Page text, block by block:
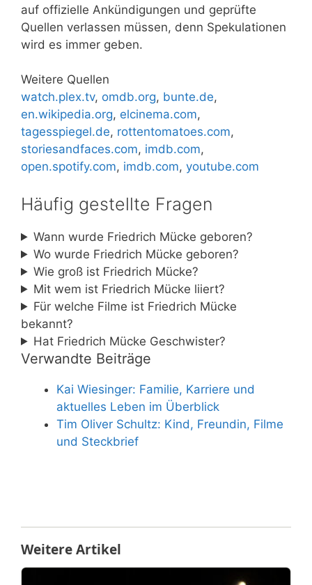
auf offizielle Ankündigungen und geprüfte
Quellen verlassen müssen, denn Spekulationen
wird es immer geben.
Weitere Quellen
watch.plex.tv, omdb.org, bunte.de,
en.wikipedia.org, elcinema.com,
tagesspiegel.de, rottentomatoes.com,
storiesandfaces.com, imdb.com,
open.spotify.com, imdb.com, youtube.com
Häufig gestellte Fragen
Wann wurde Friedrich Mücke geboren?
Wo wurde Friedrich Mücke geboren?
Wie groß ist Friedrich Mücke?
Mit wem ist Friedrich Mücke liiert?
Für welche Filme ist Friedrich Mücke
bekannt?
Hat Friedrich Mücke Geschwister?
Verwandte Beiträge
Kai Wiesinger: Familie, Karriere und
aktuelles Leben im Überblick
Tim Oliver Schultz: Kind, Freundin, Filme
und Steckbrief
Weitere Artikel